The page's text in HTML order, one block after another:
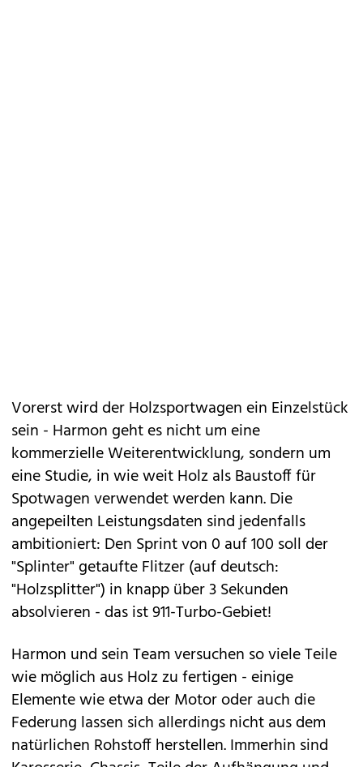
Vorerst wird der Holzsportwagen ein Einzelstück
sein - Harmon geht es nicht um eine
kommerzielle Weiterentwicklung, sondern um
eine Studie, in wie weit Holz als Baustoff für
Spotwagen verwendet werden kann. Die
angepeilten Leistungsdaten sind jedenfalls
ambitioniert: Den Sprint von 0 auf 100 soll der
"Splinter" getaufte Flitzer (auf deutsch:
"Holzsplitter") in knapp über 3 Sekunden
absolvieren - das ist 911-Turbo-Gebiet!
Harmon und sein Team versuchen so viele Teile
wie möglich aus Holz zu fertigen - einige
Elemente wie etwa der Motor oder auch die
Federung lassen sich allerdings nicht aus dem
natürlichen Rohstoff herstellen. Immerhin sind